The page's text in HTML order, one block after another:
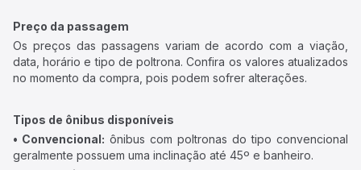
Preço da passagem
Os preços das passagens variam de acordo com a viação,
data, horário e tipo de poltrona. Confira os valores atualizados
no momento da compra, pois podem sofrer alterações.
Tipos de ônibus disponíveis
• Convencional: ônibus com poltronas do tipo convencional
geralmente possuem uma inclinação até 45º e banheiro.